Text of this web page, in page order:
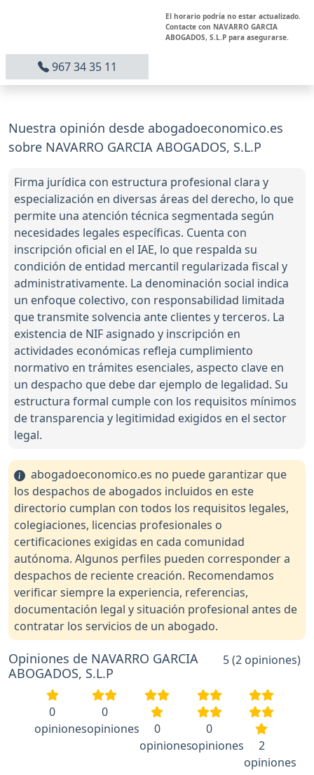
El horario podría no estar actualizado.
Contacte con NAVARRO GARCIA
ABOGADOS, S.L.P para asegurarse.
967 34 35 11
Nuestra opinión desde abogadoeconomico.es
sobre NAVARRO GARCIA ABOGADOS, S.L.P
Firma jurídica con estructura profesional clara y
especialización en diversas áreas del derecho, lo que
permite una atención técnica segmentada según
necesidades legales específicas. Cuenta con
inscripción oficial en el IAE, lo que respalda su
condición de entidad mercantil regularizada fiscal y
administrativamente. La denominación social indica
un enfoque colectivo, con responsabilidad limitada
que transmite solvencia ante clientes y terceros. La
existencia de NIF asignado y inscripción en
actividades económicas refleja cumplimiento
normativo en trámites esenciales, aspecto clave en
un despacho que debe dar ejemplo de legalidad. Su
estructura formal cumple con los requisitos mínimos
de transparencia y legitimidad exigidos en el sector
legal.
abogadoeconomico.es no puede garantizar que
los despachos de abogados incluidos en este
directorio cumplan con todos los requisitos legales,
colegiaciones, licencias profesionales o
certificaciones exigidas en cada comunidad
autónoma. Algunos perfiles pueden corresponder a
despachos de reciente creación. Recomendamos
verificar siempre la experiencia, referencias,
documentación legal y situación profesional antes de
contratar los servicios de un abogado.
Opiniones de NAVARRO GARCIA
ABOGADOS, S.L.P
5 (2 opiniones)
0
opiniones
0
opiniones
0
opiniones
0
opiniones
2
opiniones